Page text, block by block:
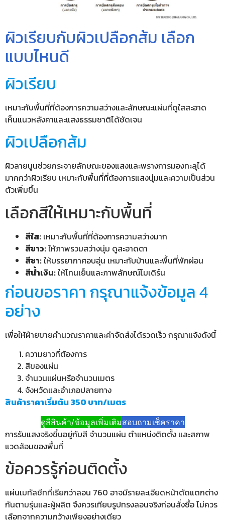
ผิวเรียบกับผิวเปลือกส้ม เลือก
แบบไหนดี
ผิวเรียบ
เหมาะกับพื้นที่ที่ต้องการความสว่างและลักษณะแผ่นที่ดูใสสะอาด
เห็นแนวหลังคาและแสงธรรมชาติได้ชัดเจน
ผิวเปลือกส้ม
ผิวลายนูนช่วยกระจายลักษณะของแสงและพรางการมองทะลุได้
มากกว่าผิวเรียบ เหมาะกับพื้นที่ที่ต้องการแสงนุ่มและความเป็นส่วน
ตัวเพิ่มขึ้น
เลือกสีให้เหมาะกับพื้นที่
สีใส: เหมาะกับพื้นที่ที่ต้องการความสว่างมาก
สีขาว:ให้ภาพรวมสว่างนุ่ม ดูสะอาดตา
สีชา:ให้บรรยากาศอบอุ่น เหมาะกับบ้านและพื้นที่พักผ่อน
สีน้ำเงิน:ให้โทนเย็นและภาพลักษณ์โมเดิร์น
ก่อนขอราคา กรุณาแจ้งข้อมูล 4
อย่าง
เพื่อให้ฝ่ายขายคำนวณราคาและค่าจัดส่งได้รวดเร็ว กรุณาแจ้งดังนี้
ความยาวที่ต้องการ
สีของแผ่น
จำนวนแผ่นหรือจำนวนเมตร
จังหวัดและอำเภอปลายทาง
สินค้าราคาเริ่มต้น 350 บาท/เมตร
ดูสีสินค้า/ข้อมูลเพิ่มเติมสอบถามเช็คราคา
การรับแสงจริงขึ้นอยู่กับสี จำนวนแผ่น ตำแหน่งติดตั้ง และสภาพ
แวดล้อมของพื้นที่
ข้อควรรู้ก่อนติดตั้ง
แผ่นเมทัลชีทที่เรียกว่าลอน 760 อาจมีรายละเอียดหน้าตัดแตกต่าง
กันตามรุ่นและผู้ผลิต จึงควรเทียบรูปทรงลอนจริงก่อนสั่งซื้อ ไม่ควร
เลือกจากความกว้างเพียงอย่างเดียว